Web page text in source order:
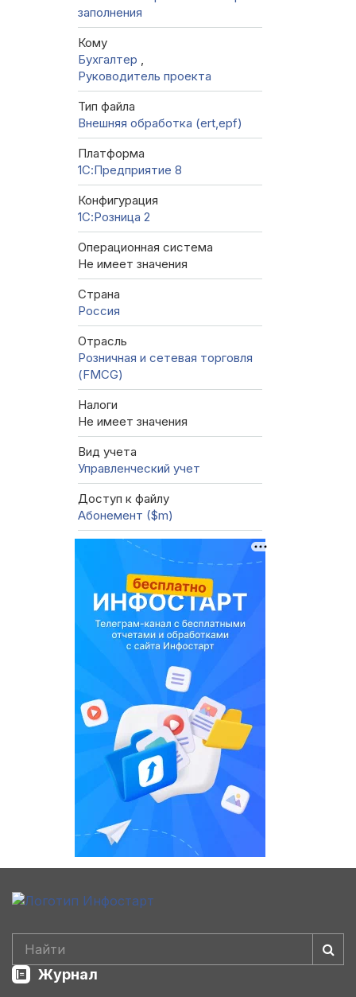
заполнения
Кому
Бухгалтер ,
Руководитель проекта
Тип файла
Внешняя обработка (ert,epf)
Платформа
1С:Предприятие 8
Конфигурация
1С:Розница 2
Операционная система
Не имеет значения
Страна
Россия
Отрасль
Розничная и сетевая торговля
(FMCG)
Налоги
Не имеет значения
Вид учета
Управленческий учет
Доступ к файлу
Абонемент ($m)
Журнал